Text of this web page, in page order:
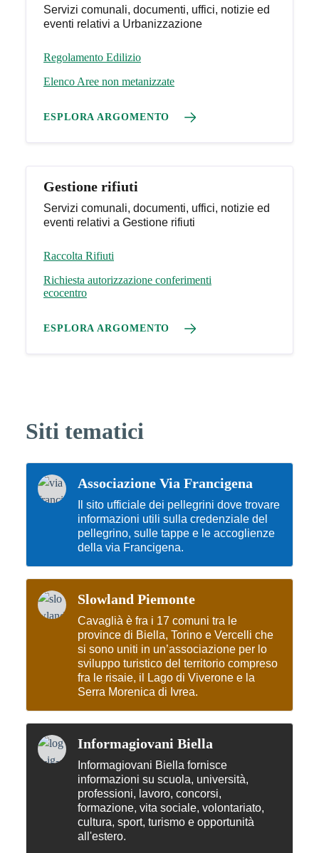
Servizi comunali, documenti, uffici, notizie ed
eventi relativi a Urbanizzazione
Regolamento Edilizio
Elenco Aree non metanizzate
ESPLORA ARGOMENTO
Gestione rifiuti
Servizi comunali, documenti, uffici, notizie ed
eventi relativi a Gestione rifiuti
Raccolta Rifiuti
Richiesta autorizzazione conferimenti
ecocentro
ESPLORA ARGOMENTO
Siti tematici
Associazione Via Francigena
Il sito ufficiale dei pellegrini dove trovare
informazioni utili sulla credenziale del
pellegrino, sulle tappe e le accoglienze
della via Francigena.
Slowland Piemonte
Cavaglià è fra i 17 comuni tra le
province di Biella, Torino e Vercelli che
si sono uniti in un’associazione per lo
sviluppo turistico del territorio compreso
fra le risaie, il Lago di Viverone e la
Serra Morenica di Ivrea.
Informagiovani Biella
Informagiovani Biella fornisce
informazioni su scuola, università,
professioni, lavoro, concorsi,
formazione, vita sociale, volontariato,
cultura, sport, turismo e opportunità
all'estero.